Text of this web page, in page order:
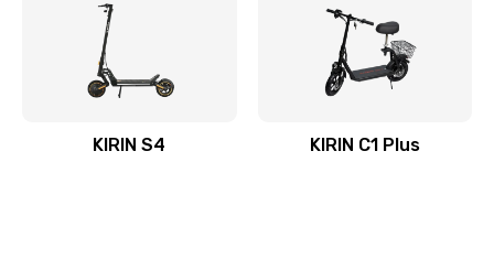
KIRIN S4 KIRIN C1 Plus